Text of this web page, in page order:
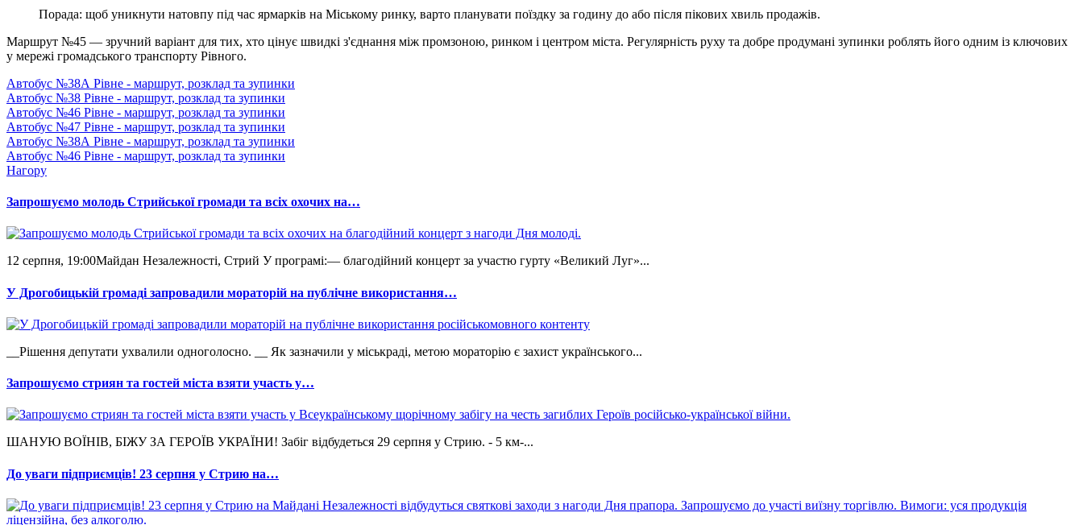
Порада: щоб уникнути натовпу під час ярмарків на Міському ринку, варто планувати поїздку за годину до або після пікових хвиль продажів.
Маршрут №45 — зручний варіант для тих, хто цінує швидкі з'єднання між промзоною, ринком і центром міста. Регулярність руху та добре продумані зупинки роблять його одним із ключових
у мережі громадського транспорту Рівного.
Автобус №38А Рівне - маршрут, розклад та зупинки
Автобус №38 Рівне - маршрут, розклад та зупинки
Автобус №46 Рівне - маршрут, розклад та зупинки
Автобус №47 Рівне - маршрут, розклад та зупинки
Автобус №38А Рівне - маршрут, розклад та зупинки
Автобус №46 Рівне - маршрут, розклад та зупинки
Нагору
Запрошуємо молодь Стрийської громади та всіх охочих на…
12 серпня, 19:00Майдан Незалежності, Стрий У програмі:— благодійний концерт за участю гурту «Великий Луг»...
У Дрогобицькій громаді запровадили мораторій на публічне використання…
__Рішення депутати ухвалили одноголосно. __ Як зазначили у міськраді, метою мораторію є захист українського...
Запрошуємо стриян та гостей міста взяти участь у…
ШАНУЮ ВОЇНІВ, БІЖУ ЗА ГЕРОЇВ УКРАЇНИ! Забіг відбудеться 29 серпня у Стрию. - 5 км-...
До уваги підприємців! 23 серпня у Стрию на…